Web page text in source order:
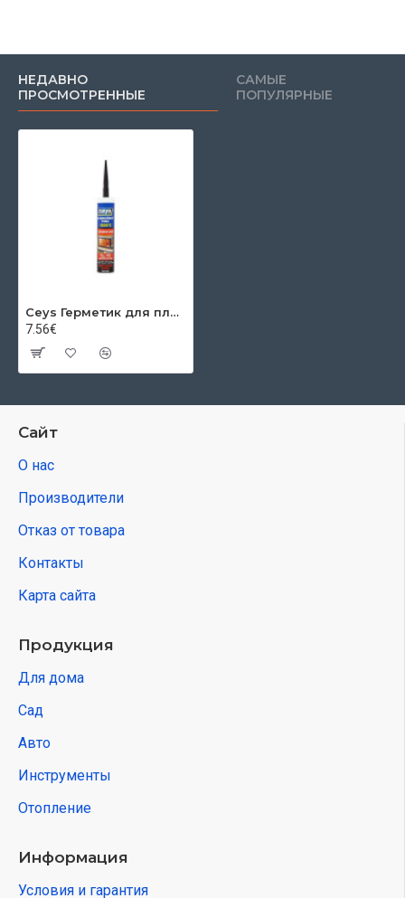
НЕДАВНО
ПРОСМОТРЕННЫЕ
САМЫЕ
ПОПУЛЯРНЫЕ
Ceys Герметик для плитки, черный, 310 мл
7.56€
Сайт
О нас
Производители
Отказ от товара
Контакты
Карта сайта
Продукция
Для дома
Сад
Авто
Инструменты
Отопление
Информация
Условия и гарантия